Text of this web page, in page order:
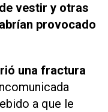
vestir y otras
provocado
una fractura
a que le